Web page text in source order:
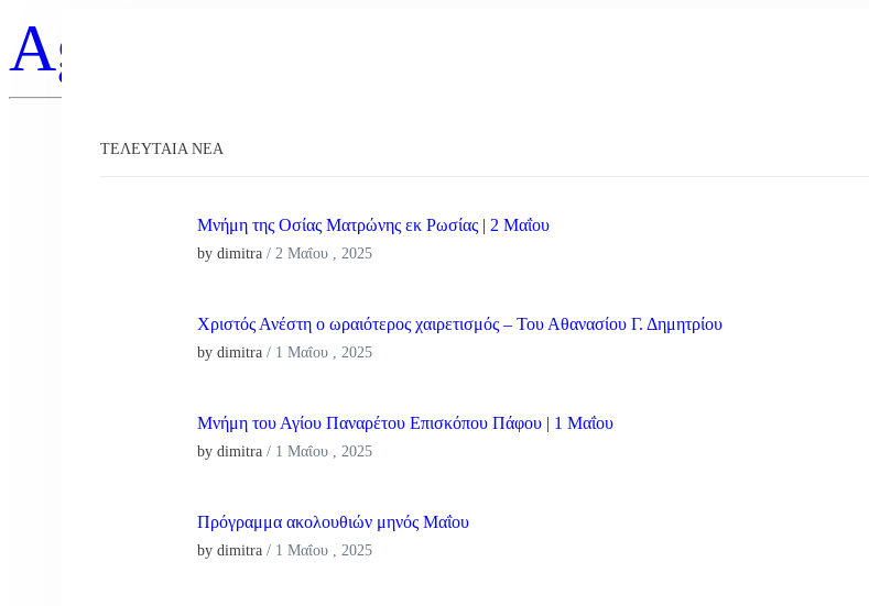
Agios Antonios
ΤΕΛΕΥΤΑΊΑ ΝΕΑ
Μνήμη της Οσίας Ματρώνης εκ Ρωσίας | 2 Μαΐου
by dimitra / 2 Μαΐου , 2025
Χριστός Ανέστη ο ωραιότερος χαιρετισμός – Του Αθανασίου Γ. Δημητρίου
by dimitra / 1 Μαΐου , 2025
Μνήμη του Αγίου Παναρέτου Επισκόπου Πάφου | 1 Μαΐου
by dimitra / 1 Μαΐου , 2025
Πρόγραμμα ακολουθιών μηνός Μαΐου
by dimitra / 1 Μαΐου , 2025